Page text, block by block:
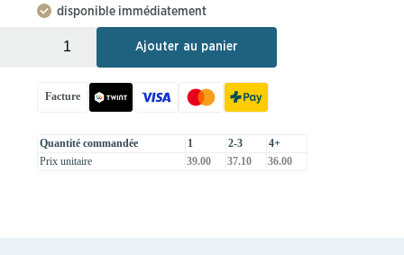
disponible immédiatement
Ajouter au panier
Facture
Quantité commandée 1 2-3
4+
Prix unitaire
39.00 37.10 36.00